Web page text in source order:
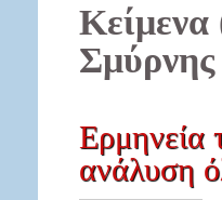
Σμύρνης
Ερμηνεία
ανάλυση